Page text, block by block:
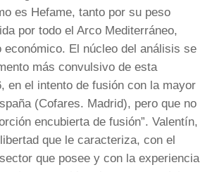
es Hefame, tanto por su peso
por todo el Arco Mediterráneo,
económico. El núcleo del análisis se
más convulsivo de esta
en el intento de fusión con la mayor
(Cofares. Madrid), pero que no
encubierta de fusión”. Valentín,
que le caracteriza, con el
que posee y con la experiencia